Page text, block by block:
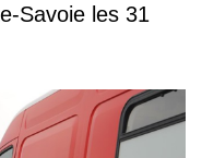
Savoie les 31